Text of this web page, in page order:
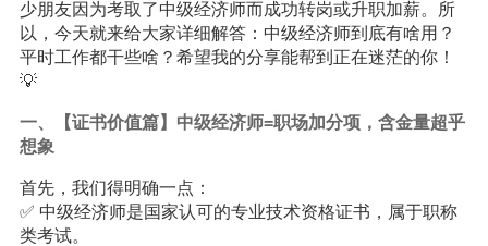
少朋友因为考取了中级经济师而成功转岗或升职加薪。所
以，今天就来给大家详细解答：中级经济师到底有啥用？
平时工作都干些啥？希望我的分享能帮到正在迷茫的你！
💡
一、【证书价值篇】中级经济师=职场加分项，含金量超乎
想象
首先，我们得明确一点：
✅ 中级经济师是国家认可的专业技术资格证书，属于职称
类考试。